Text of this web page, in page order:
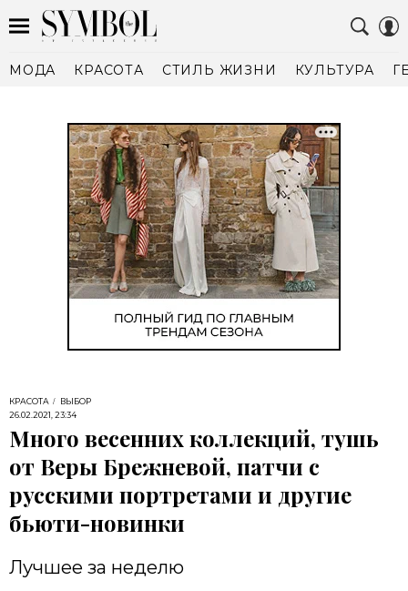
МОДА КРАСОТА СТИЛЬ ЖИЗНИ КУЛЬТУРА
КРАСОТА
ВЫБОР
26.02.2021, 23:34
Много весенних коллекций, тушь
от Веры Брежневой, патчи с
русскими портретами и другие
бьюти-новинки
Лучшее за неделю